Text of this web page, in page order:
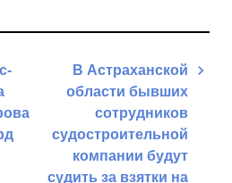
В Астраханской
области бывших
сотрудников
судостроительной
компании будут
судить за взятки на